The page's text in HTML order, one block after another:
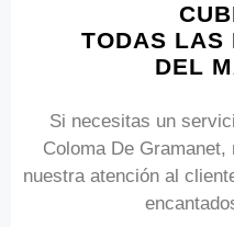
TODAS LAS
DEL
Si necesitas un
Coloma De
nuestra atención al